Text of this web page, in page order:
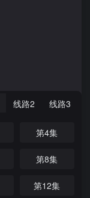
线路2 线路3
第4集
第8集
第12集